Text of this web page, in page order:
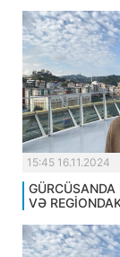
15:45 16.11.2024
VƏ